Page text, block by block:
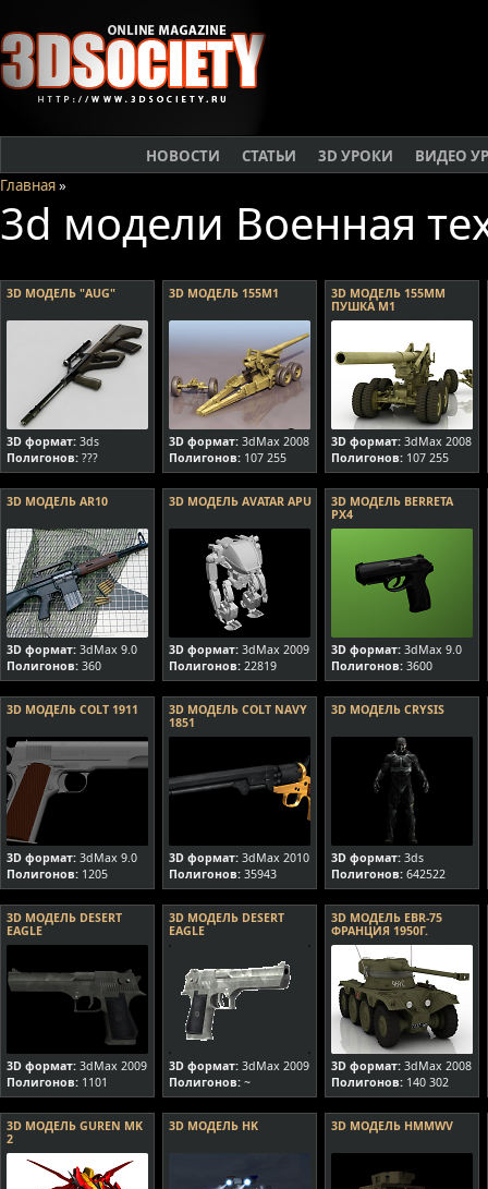
НОВОСТИ СТАТЬИ 3D УРОКИ
ВИДЕО
Главная»
3d модели Военная
3D МОДЕЛЬ "AUG"
3D формат: 3ds
Полигонов: ???
3D МОДЕЛЬ 155M1
3D формат: 3dMax 2008
Полигонов: 107 255
3D МОДЕЛЬ 155ММ
ПУШКА М1
3D формат: 3dMax 2008
Полигонов: 107 255
3D МОДЕЛЬ AR10
3D формат: 3dMax 9.0
Полигонов: 360
3D МОДЕЛЬ AVATAR APU
3D формат: 3dMax 2009
Полигонов: 22819
3D МОДЕЛЬ BERRETA
PX4
3D формат: 3dMax 9.0
Полигонов: 3600
3D МОДЕЛЬ COLT 1911
3D формат: 3dMax 9.0
Полигонов: 1205
3D МОДЕЛЬ COLT NAVY
1851
3D формат: 3dMax 2010
Полигонов: 35943
3D МОДЕЛЬ CRYSIS
3D формат: 3ds
Полигонов: 642522
3D МОДЕЛЬ DESERT
EAGLE
3D формат: 3dMax 2009
Полигонов: 1101
3D МОДЕЛЬ DESERT
EAGLE
3D формат: 3dMax 2009
Полигонов: ~
3D МОДЕЛЬ EBR-75
ФРАНЦИЯ 1950Г.
3D формат: 3dMax 2008
Полигонов: 140 302
3D МОДЕЛЬ GUREN MK
2
3D МОДЕЛЬ HK 3D МОДЕЛЬ HMMWV